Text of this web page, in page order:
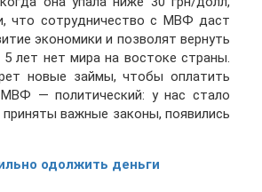
что сотрудничество с МВФ даст
экономики и позволят вернуть
лет нет мира на востоке страны.
новые займы, чтобы оплатить
— политический: у нас стало
важные законы, появились
одолжить деньги